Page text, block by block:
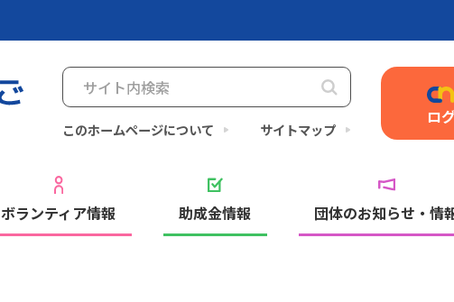
このホームページについて サイトマップ
ロ
ボランティア情報 助成金情報 団体のお知らせ・情